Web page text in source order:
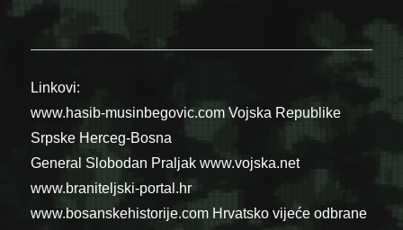
Linkovi:
www.hasib-musinbegovic.com Vojska Republike
Srpske Herceg-Bosna
General Slobodan Praljak www.vojska.net
www.braniteljski-portal.hr
www.bosanskehistorije.com Hrvatsko vijeće odbrane